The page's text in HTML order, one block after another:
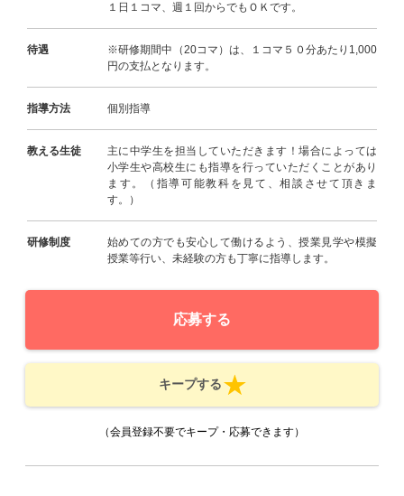
１日１コマ、週１回からでもＯＫです。
待遇
※研修期間中（20コマ）は、１コマ５０分あたり1,000
円の支払となります。
指導方法 個別指導
教える生徒
主に中学生を担当していただきます！場合によっては
小学生や高校生にも指導を行っていただくことがあり
ます。（指導可能教科を見て、相談させて頂きま
す。）
研修制度
始めての方でも安心して働けるよう、授業見学や模擬
授業等行い、未経験の方も丁寧に指導します。
応募する
キープする
（会員登録不要でキープ・応募できます）